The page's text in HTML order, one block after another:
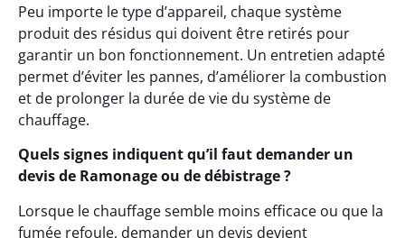
Peu importe le type d’appareil, chaque système
produit des résidus qui doivent être retirés pour
garantir un bon fonctionnement. Un entretien adapté
permet d’éviter les pannes, d’améliorer la combustion
et de prolonger la durée de vie du système de
chauffage.
Quels signes indiquent qu’il faut demander un
devis de Ramonage ou de débistrage ?
Lorsque le chauffage semble moins efficace ou que la
fumée refoule, demander un devis devient